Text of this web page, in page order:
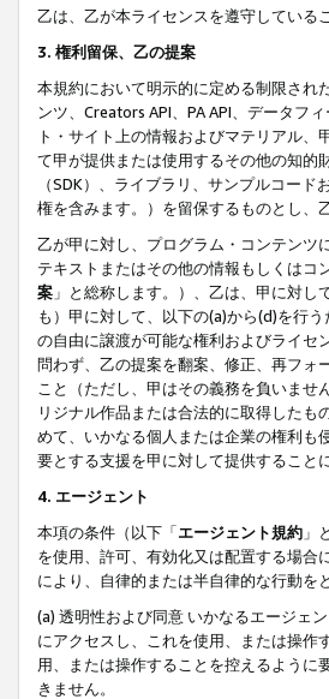
乙は、乙が本ライセンスを遵守している
3. 権利留保、乙の提案
本規約において明示的に定める制限され
ンツ、Creators API、PA API、データフ
ト・サイト上の情報およびマテリアル
て甲が提供または使用するその他の知的
（SDK）、ライブラリ、サンプルコー
権を含みます。）を留保するものとし、
乙が甲に対し、プログラム・コンテンツ
テキストまたはその他の情報もしくはコ
案 」と総称します。）、乙は、甲に対
も）甲に対して、以下の(a)から(d)を行
の自由に譲渡が可能な権利およびライセ
問わず、乙の提案を翻案、修正、再フォ
こと（ただし、甲はその義務を負いま
リジナル作品または合法的に取得した
めて、いかなる個人または企業の権利も
要とする支援を甲に対して提供すること
4. エージェント
本項の条件（以下「エージェント規約 」
を使用、許可、有効化又は配置する場合
により、自律的または半自律的な行動を
(a) 透明性および同意 いかなるエージェ
にアクセスし、これを使用、または操作
用、または操作することを控えるように
きません。